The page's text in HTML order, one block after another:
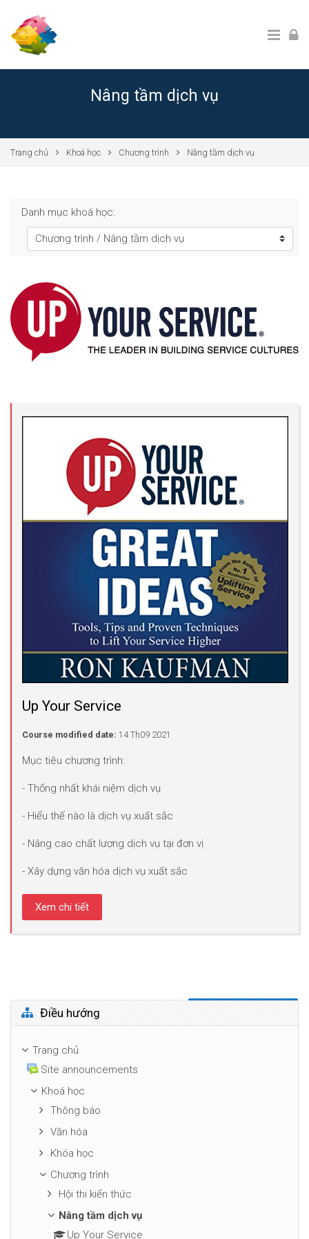
Nâng tầm dịch vụ
Trang chủ Khoá học Chương trình Nâng tầm dịch vụ
Danh mục khoá học:
Up Your Service
Course modified date: 14 Th09 2021
Mục tiêu chương trình:
- Thống nhất khái niệm dịch vụ
- Hiểu thế nào là dịch vụ xuất sắc
- Nâng cao chất lượng dịch vụ tại đơn vị
- Xây dựng văn hóa dịch vụ xuất sắc
Xem chi tiết
Bỏ qua Điều hướng
Điều hướng
Trang chủ
Site announcements
Khoá học
Thông báo
Văn hóa
Khóa học
Chương trình
Hội thi kiến thức
Nâng tầm dịch vụ
Up Your Service